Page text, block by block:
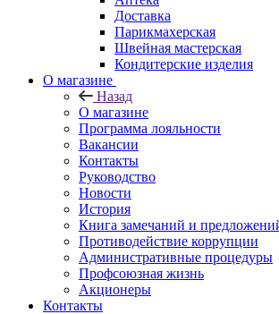
Доставка
Парикмахерская
Швейная мастерская
Кондитерские изделия
О магазине
Назад
О магазине
Программа лояльности
Вакансии
Контакты
Руководство
Новости
История
Книга замечаний и
Противодействие коррупции
Административные процедуры
Профсоюзная жизнь
Акционеры
Контакты